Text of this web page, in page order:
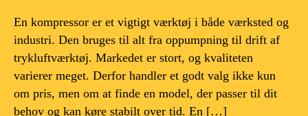
En kompressor er et vigtigt værktøj i både værksted og
industri. Den bruges til alt fra oppumpning til drift af
trykluftværktøj. Markedet er stort, og kvaliteten
varierer meget. Derfor handler et godt valg ikke kun
om pris, men om at finde en model, der passer til dit
behov og kan køre stabilt over tid. En […]